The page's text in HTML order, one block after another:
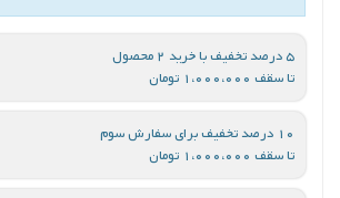
5 درصد تخفیف با خرید 2 محصول
تا سقف 1،000،000 تومان
10 درصد تخفیف برای سفارش سوم
تا سقف 1،000،000 تومان